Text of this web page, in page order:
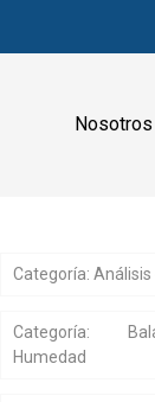
Nosotros
Categoría: Análisis
Categoría:
Humedad